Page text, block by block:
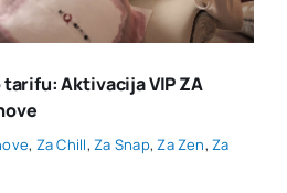
Aktivacija VIP ZA
, Za Chill,Za Snap,Za Zen,Za